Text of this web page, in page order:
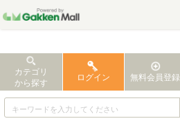
カテゴリ
から探す
ログイン 無料会員登録